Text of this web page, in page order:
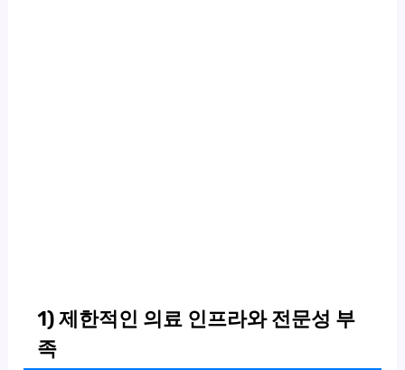
1) 제한적인 의료 인프라와 전문성 부
족